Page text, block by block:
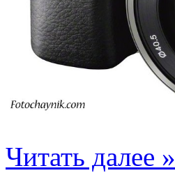
Читать далее »